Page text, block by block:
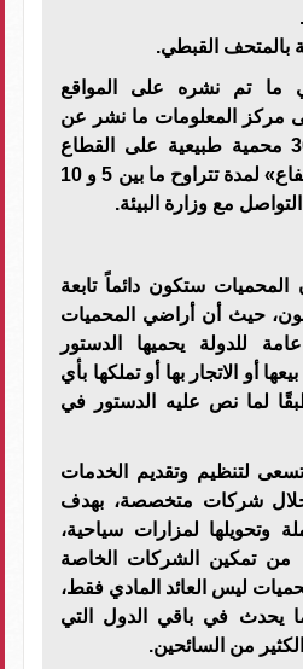
بالمتحف القبطي.
ما تم نشره على المواقع
مركز المعلومات ما نشر عن
عزم الحكومة طرح 30 محمية طبيعية على القطاع
الخاص بنظام «حق الانتفاع» لمدة تتراوح ما بين 5 و 10
مع وزارة البيئة.
المحميات ستكون دائماً تابعة
حيث أن أراضي المحميات
للدولة يحميها الدستور
أو الاتجار بها أو تملكها بأي
لما نص عليه الدستور في
لتنظيم وتقديم الخدمات
شركات متخصصة، بهدف
وتحويلها لمزارات سياحية،
من تمكين الشركات الخاصة
ليس العائد المادي فقط،
يحدث في باقي الدول التي
من السائحين.